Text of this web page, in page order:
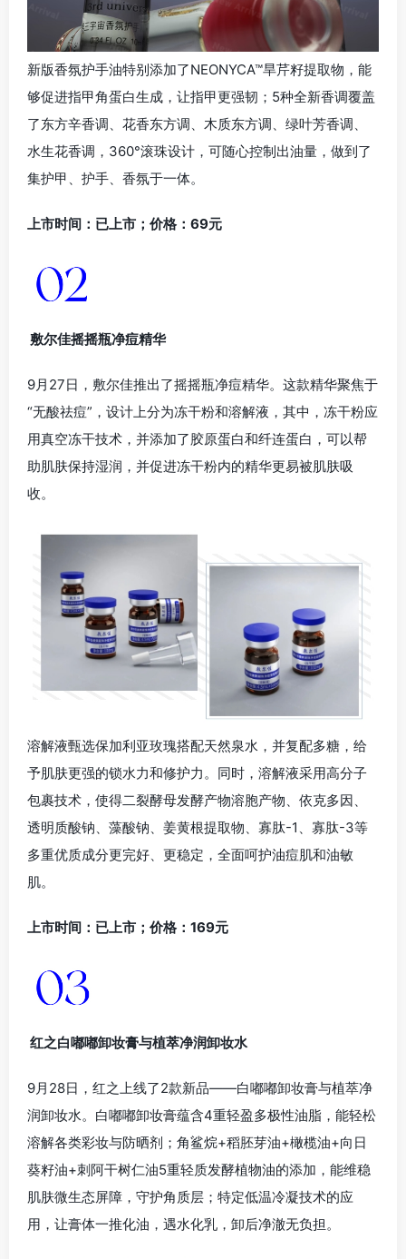
新版香氛护手油特别添加了NEONYCA™旱芹籽提取物，能
够促进指甲角蛋白生成，让指甲更强韧；5种全新香调覆盖
了东方辛香调、花香东方调、木质东方调、绿叶芳香调、
水生花香调，360°滚珠设计，可随心控制出油量，做到了
集护甲、护手、香氛于一体。
上市时间：已上市；价格：69元
敷尔佳摇摇瓶净痘精华
9月27日，敷尔佳推出了摇摇瓶净痘精华。这款精华聚焦于
“无酸祛痘”，设计上分为冻干粉和溶解液，其中，冻干粉应
用真空冻干技术，并添加了胶原蛋白和纤连蛋白，可以帮
助肌肤保持湿润，并促进冻干粉内的精华更易被肌肤吸
收。
溶解液甄选保加利亚玫瑰搭配天然泉水，并复配多糖，给
予肌肤更强的锁水力和修护力。同时，溶解液采用高分子
包裹技术，使得二裂酵母发酵产物溶胞产物、依克多因、
透明质酸钠、藻酸钠、姜黄根提取物、寡肽-1、寡肽-3等
多重优质成分更完好、更稳定，全面呵护油痘肌和油敏
肌。
上市时间：已上市；价格：169元
红之白嘟嘟卸妆膏与植萃净润卸妆水
9月28日，红之上线了2款新品——白嘟嘟卸妆膏与植萃净
润卸妆水。白嘟嘟卸妆膏蕴含4重轻盈多极性油脂，能轻松
溶解各类彩妆与防晒剂；角鲨烷+稻胚芽油+橄榄油+向日
葵籽油+刺阿干树仁油5重轻质发酵植物油的添加，能维稳
肌肤微生态屏障，守护角质层；特定低温冷凝技术的应
用，让膏体一推化油，遇水化乳，卸后净澈无负担。